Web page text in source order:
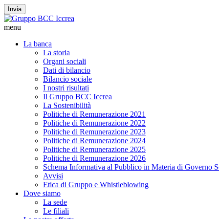
Invia
menu
La banca
La storia
Organi sociali
Dati di bilancio
Bilancio sociale
I nostri risultati
Il Gruppo BCC Iccrea
La Sostenibilità
Politiche di Remunerazione 2021
Politiche di Remunerazione 2022
Politiche di Remunerazione 2023
Politiche di Remunerazione 2024
Politiche di Remunerazione 2025
Politiche di Remunerazione 2026
Schema Informativa al Pubblico in Materia di Governo
Avvisi
Etica di Gruppo e Whistleblowing
Dove siamo
La sede
Le filiali